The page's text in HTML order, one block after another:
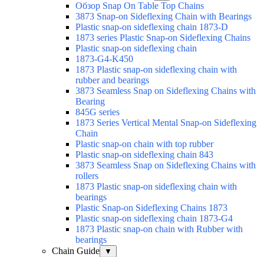
Обзор Snap On Table Top Chains
3873 Snap-on Sideflexing Chain with Bearings
Plastic snap-on sideflexing chain 1873-D
1873 series Plastic Snap-on Sideflexing Chains
Plastic snap-on sideflexing chain
1873-G4-K450
1873 Plastic snap-on sideflexing chain with
rubber and bearings
3873 Seamless Snap on Sideflexing Chains with
Bearing
845G series
1873 Series Vertical Mental Snap-on Sideflexing
Chain
Plastic snap-on chain with top rubber
Plastic snap-on sideflexing chain 843
3873 Seamless Snap on Sideflexing Chains with
rollers
1873 Plastic snap-on sideflexing chain with
bearings
Plastic Snap-on Sideflexing Chains 1873
Plastic snap-on sideflexing chain 1873-G4
1873 Plastic snap-on chain with Rubber with
bearings
Chain Guide
▼